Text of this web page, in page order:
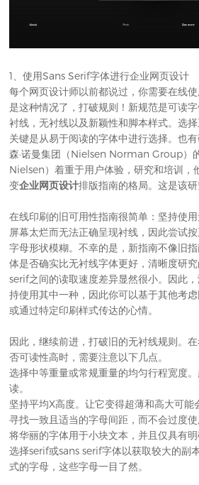
1、使用Sans Serif字体进行企业网页设计
每个网页设计师以前都说过，你需要在线
是这种情况了，打破规则！新规范是可读
衬线，无衬线以及新颖性和脚本样式。选
关键是从易于阅读的字体中进行选择。也
森·诺曼集团（Nielsen Norman Group）
Nielsen）着重于用户体验，研究和培训，
变企业网页设计排版指南的格局。这是该研
在线印刷的旧可用性指南很简单：坚持使
屏幕太烂而无法正确呈现衬线，因此尝试
字母形状模糊。不幸的是，新指南不像旧
体是否确实比无衬线字体更好，清晰度研
serif之间的读取速度差异显然很小。因此
持使用其中一种，因此你可以基于其他考
或通过特定印刷样式传达的心情。
因此，继续前进，打破旧的无衬线规则。
否可读性高时，需要注意以下几点。
选择中等重量或常规重量的均匀行程宽度
读。
坚持平均X高度。让它变得超薄和高大可能
寻找一致且适当的字母间距，而不会过度使
将华丽的字体用于小块文本，并且仅具有明
选择serif或sans serif字体以获取较大的副
式的字母，这些字母一目了然。